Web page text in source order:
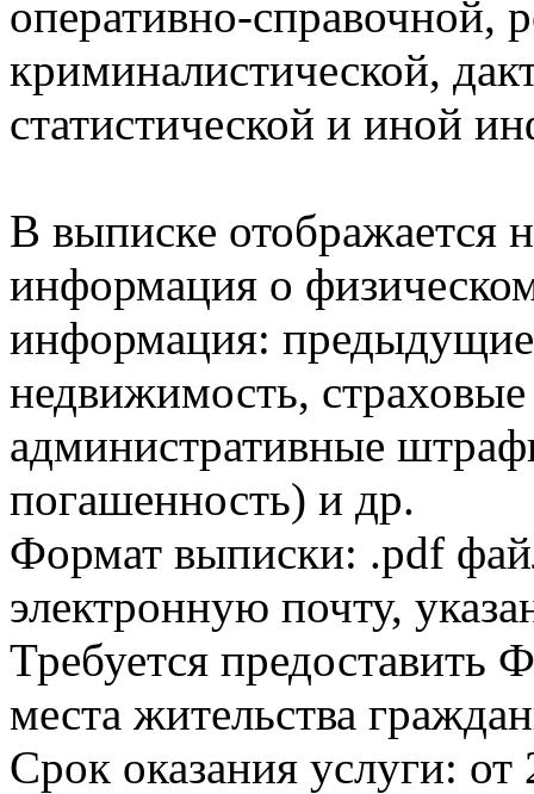
оперативно-справочной,
криминалистической,
статистической и иной
В выписке отображается
информация о
информация:
недвижимость,
административные
погашенность) и др.
Формат выписки: .pdf
электронную почту,
Требуется
места жительства
Срок оказания услуги: от